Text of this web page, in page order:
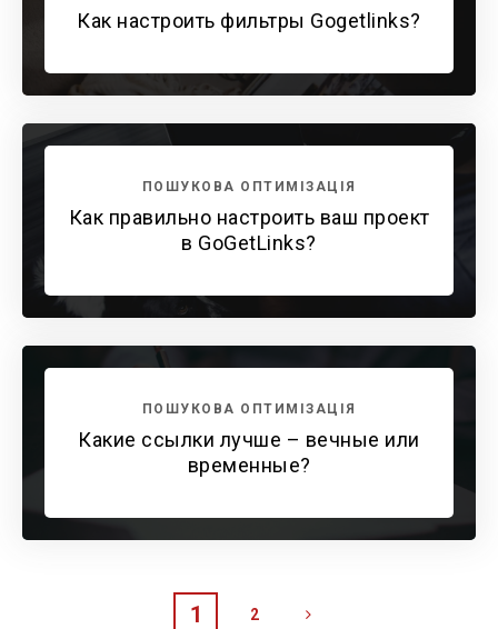
Как настроить фильтры Gogetlinks?
ПОШУКОВА ОПТИМІЗАЦІЯ
Как правильно настроить ваш проект
в GoGetLinks?
ПОШУКОВА ОПТИМІЗАЦІЯ
Какие ссылки лучше – вечные или
временные?
1 2